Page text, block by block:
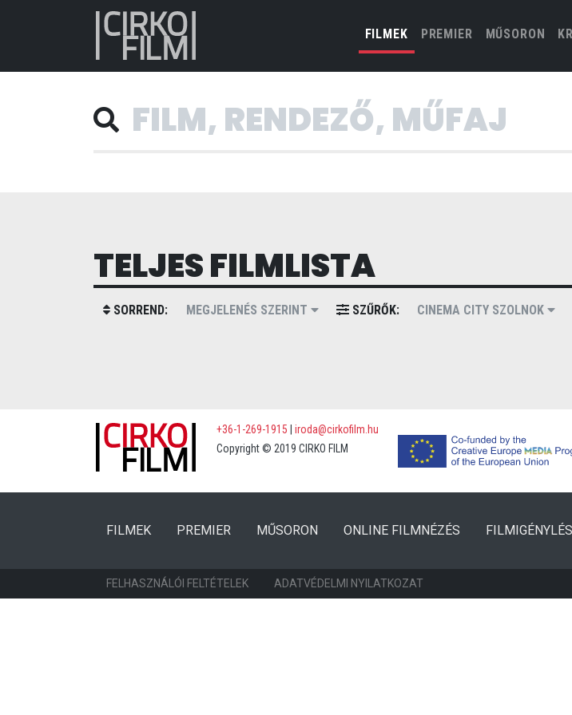
FILMEK(CURRENT)
PREMIER MŰSORON
TELJES FILMLISTA
SORREND: MEGJELENÉS SZERINT SZŰRŐK: CINEMA CITY SZOLNOK
+36-1-269-1915
iroda@cirkofilm.hu
Copyright © 2019 CIRKO FILM
FILMEK(CURRENT)
PREMIER (CURRENT)
MŰSORON ONLINE FILMNÉZÉS FILMIGÉNYLÉS
FELHASZNÁLÓI FELTÉTELEK ADATVÉDELMI NYILATKOZAT